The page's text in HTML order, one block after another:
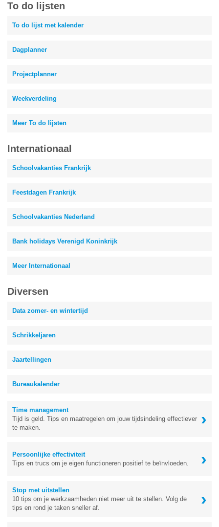
To do lijsten
To do lijst met kalender
Dagplanner
Projectplanner
Weekverdeling
Meer To do lijsten
Internationaal
Schoolvakanties Frankrijk
Feestdagen Frankrijk
Schoolvakanties Nederland
Bank holidays Verenigd Koninkrijk
Meer Internationaal
Diversen
Data zomer- en wintertijd
Schrikkeljaren
Jaartellingen
Bureaukalender
Time management
Tijd is geld. Tips en maatregelen om jouw tijdsindeling effectiever
te maken.
›
Persoonlijke effectiviteit
Tips en trucs om je eigen functioneren positief te beïnvloeden.
›
Stop met uitstellen
10 tips om je werkzaamheden niet meer uit te stellen. Volg de
tips en rond je taken sneller af.
›